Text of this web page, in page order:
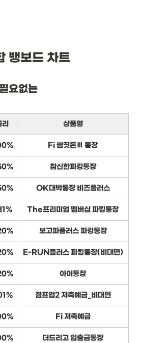
뱅보드 차트
요없는
상품명
Fi 쌈짓돈Ⅲ 통장
참신한파킹통장
OK대박통장 비즈플러스
The프리미엄 멤버십 파킹통장
보고파플러스 파킹통장
E-RUN플러스 파킹통장(비대면)
아이통장
점프업2 저축예금_비대면
Fi 저축예금
더드리고 입출금통장